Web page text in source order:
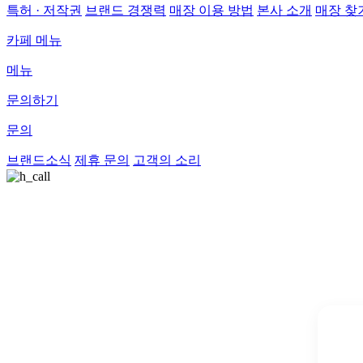
특허 · 저작권 브랜드 경쟁력 매장 이용 방법 본사 소개 매장 찾
카페 메뉴
메뉴
문의하기
문의
브랜드소식 제휴 문의 고객의 소리